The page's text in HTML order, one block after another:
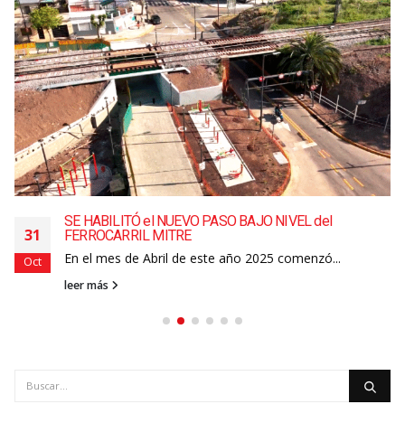
31
Oct
SE HABILITÓ el NUEVO PASO BAJO NIVEL del
FERROCARRIL MITRE
En el mes de Abril de este año 2025 comenzó...
leer más